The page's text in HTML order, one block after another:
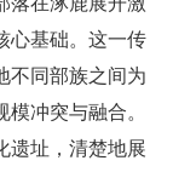
心基础。这一传
不同部族之间为
冲突与融合。
遗址，清楚地展